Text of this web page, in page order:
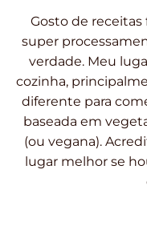
Gosto de
super
verdade. Meu
cozinha,
diferente para
baseada em
(ou vegana).
lugar melhor se